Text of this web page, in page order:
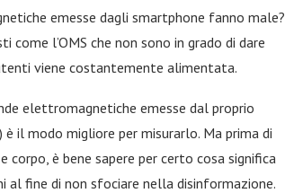
emesse dagli smartphone fanno male?
l’OMS che non sono in grado di dare
viene costantemente alimentata.
elettromagnetiche emesse dal proprio
il modo migliore per misurarlo. Ma prima di
è bene sapere per certo cosa significa
al fine di non sfociare nella disinformazione.